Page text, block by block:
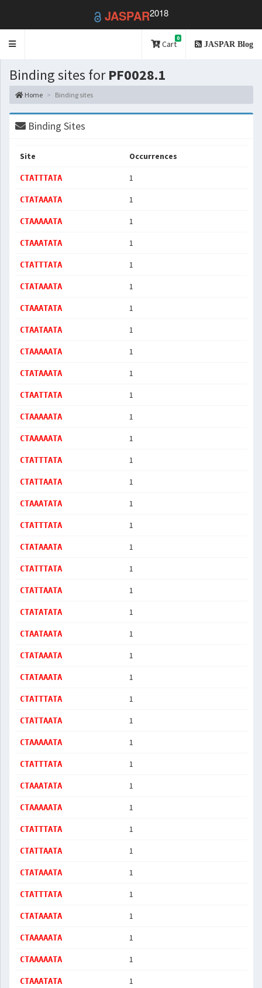
JASPAR2018
Toggle
Cart
0
JASPAR Blog
Binding sites forPF0028.1
Home Binding sites
Binding Sites
Site Occurrences
CTATTTATA 1
CTATAAATA 1
CTAAAAATA 1
CTAAATATA 1
CTATTTATA 1
CTATAAATA 1
CTAAATATA 1
CTAATAATA 1
CTAAAAATA 1
CTATAAATA 1
CTAATTATA 1
CTAAAAATA 1
CTAAAAATA 1
CTATTTATA 1
CTATTAATA 1
CTAAATATA 1
CTATTTATA 1
CTATAAATA 1
CTATTTATA 1
CTATTAATA 1
CTATATATA 1
CTAATAATA 1
CTATAAATA 1
CTATAAATA 1
CTATTTATA 1
CTATTAATA 1
CTAAAAATA 1
CTATTTATA 1
CTAAATATA 1
CTAAAAATA 1
CTATTTATA 1
CTATTAATA 1
CTATAAATA 1
CTATTTATA 1
CTATAAATA 1
CTAAAAATA 1
CTAAAAATA 1
CTAAATATA 1